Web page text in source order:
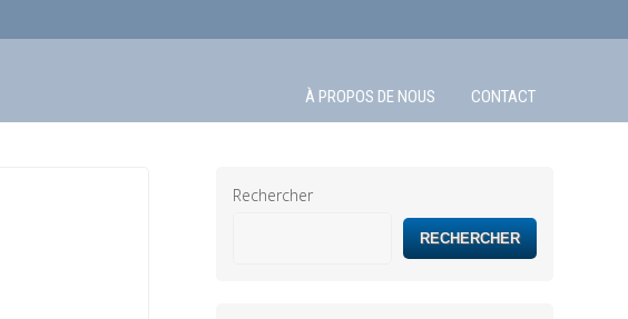
À PROPOS DE NOUS CONTACT
Rechercher
RECHERCHER